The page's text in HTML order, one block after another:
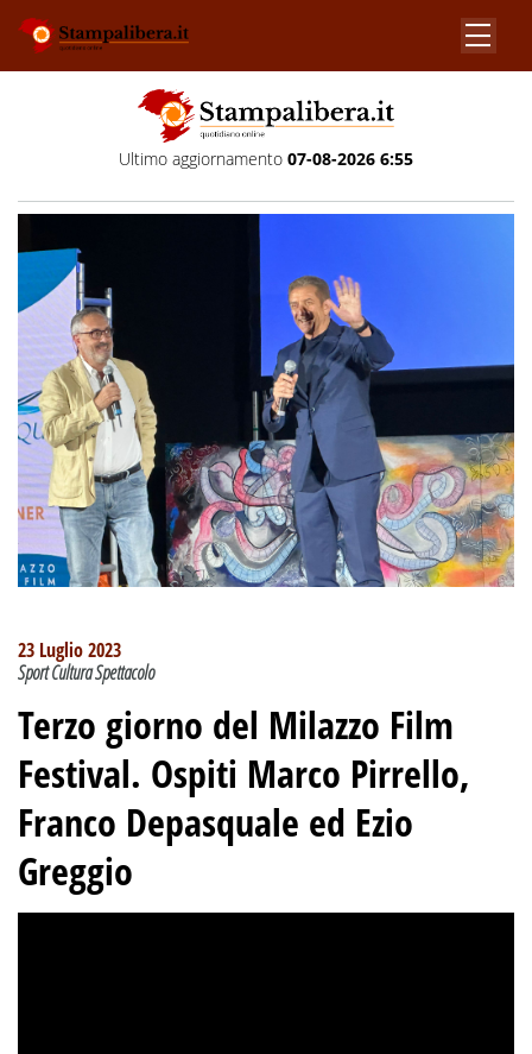
Ultimo aggiornamento 07-08-2026 6:55
23 Luglio 2023
Sport Cultura Spettacolo
Terzo giorno del Milazzo Film
Festival. Ospiti Marco Pirrello,
Franco Depasquale ed Ezio
Greggio